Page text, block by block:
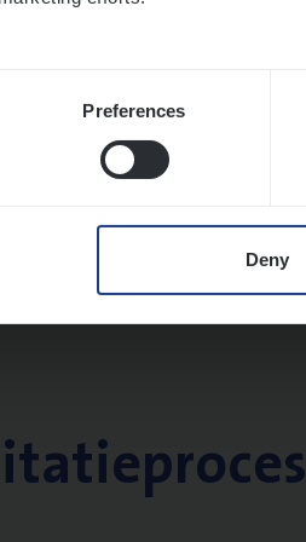
Preferences
Deny